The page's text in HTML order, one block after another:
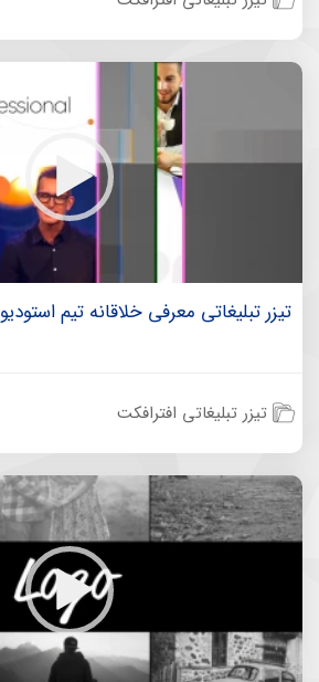
تیزر تبلیغاتی معرفی خلاقانه تیم استودیو
تیزر تبلیغاتی افترافکت